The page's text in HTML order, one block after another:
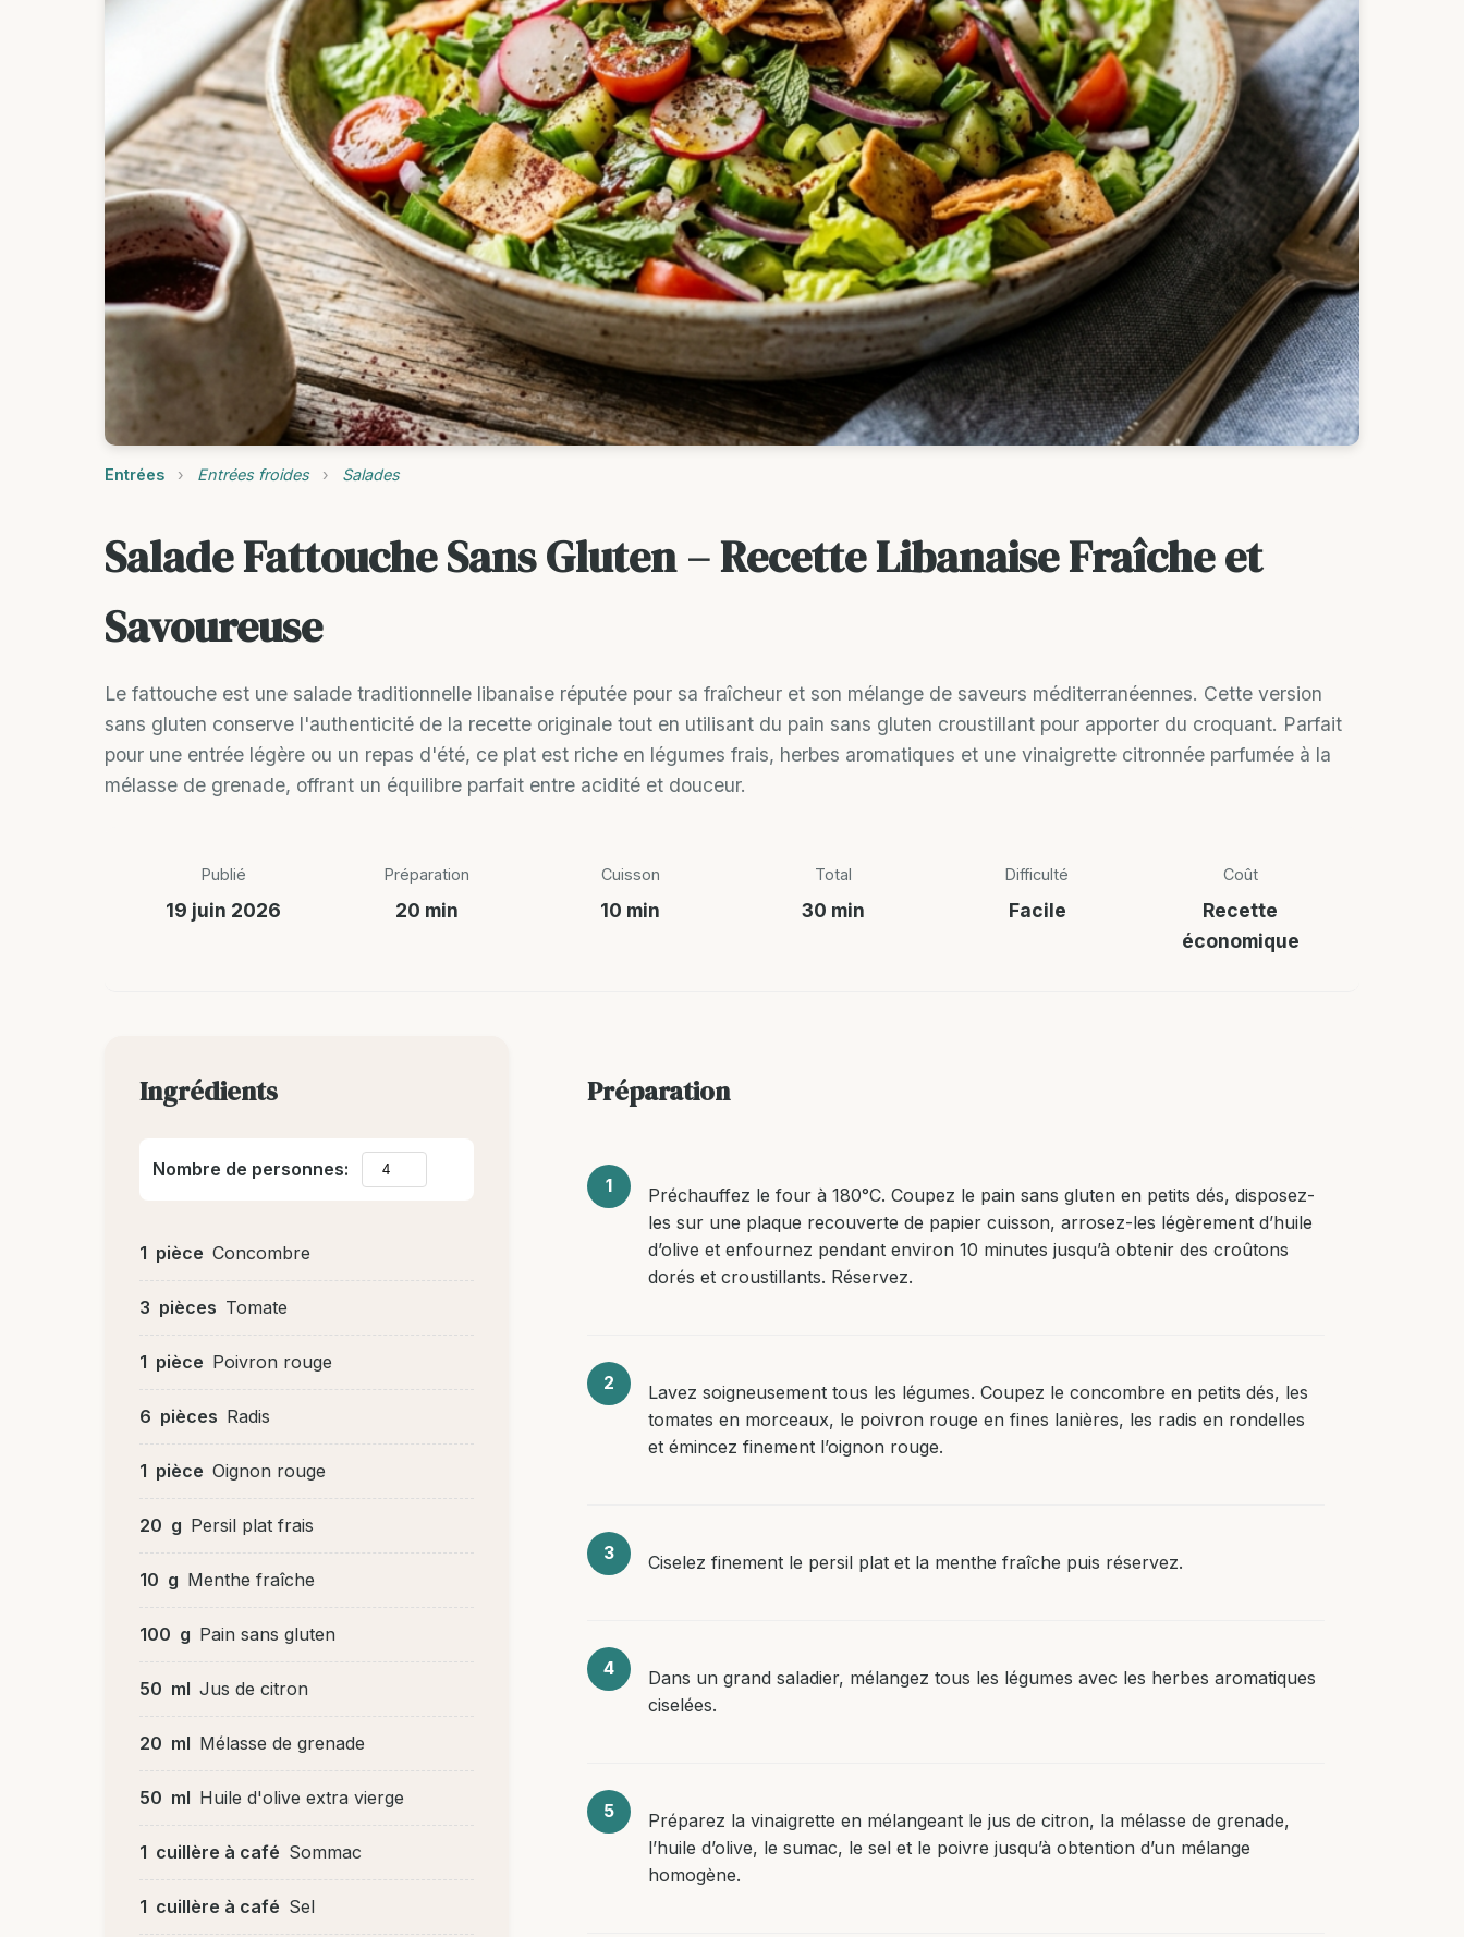
Entrées › Entrées froides › Salades
Salade Fattouche Sans Gluten – Recette Libanaise Fraîche et
Savoureuse
Le fattouche est une salade traditionnelle libanaise réputée pour sa fraîcheur et son mélange de saveurs méditerranéennes. Cette version
sans gluten conserve l'authenticité de la recette originale tout en utilisant du pain sans gluten croustillant pour apporter du croquant. Parfait
pour une entrée légère ou un repas d'été, ce plat est riche en légumes frais, herbes aromatiques et une vinaigrette citronnée parfumée à la
mélasse de grenade, offrant un équilibre parfait entre acidité et douceur.
Publié
19 juin 2026
Préparation
20 min
Cuisson
10 min
Total
30 min
Difficulté
Facile
Coût
Recette
économique
Ingrédients
Nombre de personnes:
1 pièce Concombre
3 pièces Tomate
1 pièce Poivron rouge
6 pièces Radis
1 pièce Oignon rouge
20 g Persil plat frais
10 g Menthe fraîche
100 g Pain sans gluten
50 ml Jus de citron
20 ml Mélasse de grenade
50 ml Huile d'olive extra vierge
1 cuillère à café Sommac
1 cuillère à café Sel
Préparation
Préchauffez le four à 180°C. Coupez le pain sans gluten en petits dés, disposez-
les sur une plaque recouverte de papier cuisson, arrosez-les légèrement d’huile
d’olive et enfournez pendant environ 10 minutes jusqu’à obtenir des croûtons
dorés et croustillants. Réservez.
Lavez soigneusement tous les légumes. Coupez le concombre en petits dés, les
tomates en morceaux, le poivron rouge en fines lanières, les radis en rondelles
et émincez finement l’oignon rouge.
Ciselez finement le persil plat et la menthe fraîche puis réservez.
Dans un grand saladier, mélangez tous les légumes avec les herbes aromatiques
ciselées.
Préparez la vinaigrette en mélangeant le jus de citron, la mélasse de grenade,
l’huile d’olive, le sumac, le sel et le poivre jusqu’à obtention d’un mélange
homogène.